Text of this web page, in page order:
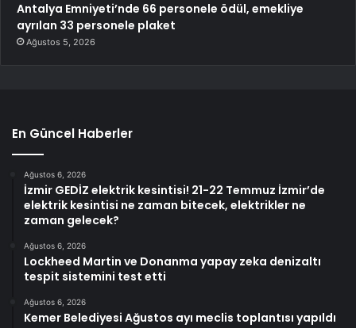
Antalya Emniyeti’nde 66 personele ödül, emekliye
ayrılan 33 personele plaket
Ağustos 5, 2026
En Güncel Haberler
Ağustos 6, 2026
İzmir GEDİZ elektrik kesintisi! 21-22 Temmuz İzmir’de
elektrik kesintisi ne zaman bitecek, elektrikler ne
zaman gelecek?
Ağustos 6, 2026
Lockheed Martin ve Donanma yapay zeka denizaltı
tespit sistemini test etti
Ağustos 6, 2026
Kemer Belediyesi Ağustos ayı meclis toplantısı yapıldı